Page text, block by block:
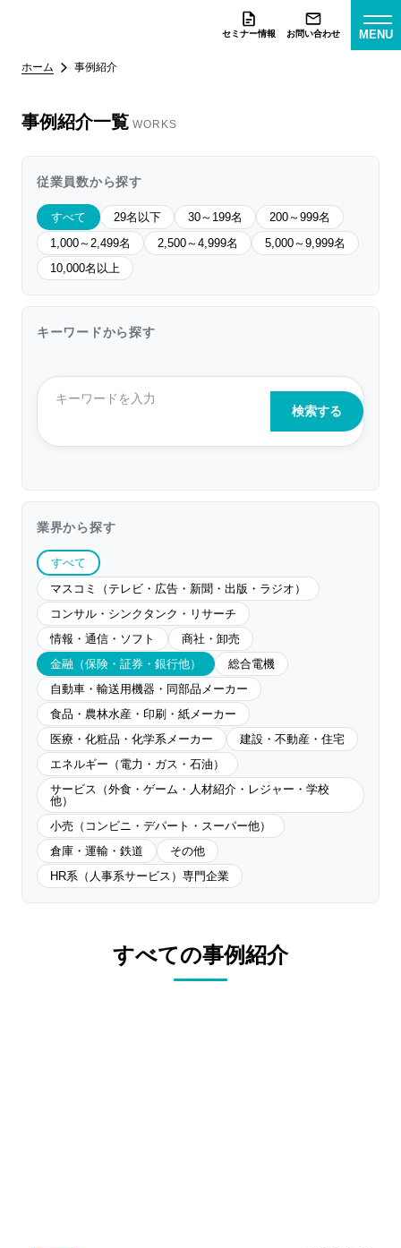
セミナー情報 お問い合わせ MENU
ホーム 事例紹介
事例紹介一覧 WORKS
従業員数から探す
すべて 29名以下 30～199名
200～999名
1,000～2,499名
2,500～4,999名
5,000～9,999名
10,000名以上
キーワードから探す
業界から探す
すべて
マスコミ（テレビ・広告・新聞・出版・ラジオ）
コンサル・シンクタンク・リサーチ
情報・通信・ソフト
商社・卸売
金融（保険・証券・銀行他）
総合電機
自動車・輸送用機器・同部品メーカー
食品・農林水産・印刷・紙メーカー
医療・化粧品・化学系メーカー
建設・不動産・住宅
エネルギー（電力・ガス・石油）
サービス（外食・ゲーム・人材紹介・レジャー・学校
他）
小売（コンビニ・デパート・スーパー他）
倉庫・運輸・鉄道
その他
HR系（人事系サービス）専門企業
すべての事例紹介